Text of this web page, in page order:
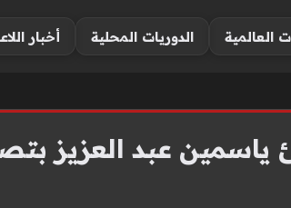
العالمية الدوريات المحلية أخبار
ياسمين عبد العزيز